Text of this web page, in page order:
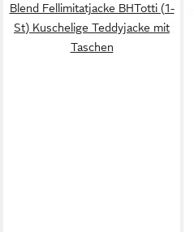
Blend Fellimitatjacke BHTotti (1-
St) Kuschelige Teddyjacke mit
Taschen